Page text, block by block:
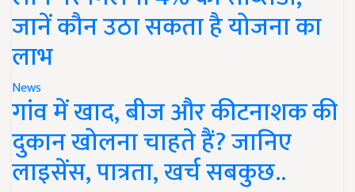
जानें कौन उठा सकता है योजना का
लाभ
News
गांव में खाद, बीज और कीटनाशक की
दुकान खोलना चाहते हैं? जानिए
लाइसेंस, पात्रता, खर्च सबकुछ..